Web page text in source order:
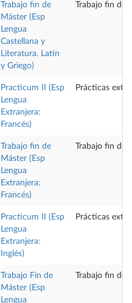
Trabajo fin de
Máster (Esp
Lengua
Castellana y
Literatura. Latín
y Griego)
Trabajo fin de
Practicum II (Esp
Lengua
Extranjera:
Francés)
Prácticas
Trabajo fin de
Máster (Esp
Lengua
Extranjera:
Francés)
Trabajo fin de
Practicum II (Esp
Lengua
Extranjera:
Inglés)
Prácticas
Trabajo Fin de
Máster (Esp
Lengua
Trabajo fin de